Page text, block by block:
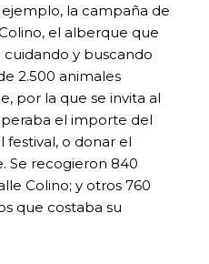
ejemplo, la campaña de
el alberque que
y buscando
2.500 animales
por la que se invita al
el importe del
festival, o donar el
Se recogieron 840
Colino; y otros 760
que costaba su